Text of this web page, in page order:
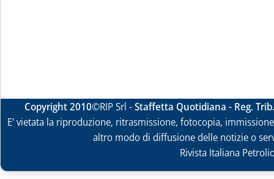
Copyright 2010©RIP Srl -Staffetta Quotidiana - Reg.
E' vietata la riproduzione, ritrasmissione, fotocopia,
altro modo di diffusione delle notizie o
Rivista Italiana